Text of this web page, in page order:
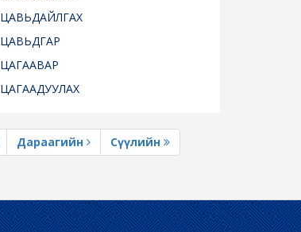
ЦАВЬДАЙЛГАХ
ЦАВЬДГАР
ЦАГААВАР
ЦАГААДУУЛАХ
Дараагийн Сүүлийн